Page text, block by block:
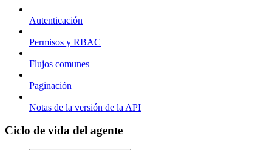
Autenticación
Permisos y RBAC
Flujos comunes
Paginación
Notas de la versión de la API
Ciclo de vida del agente